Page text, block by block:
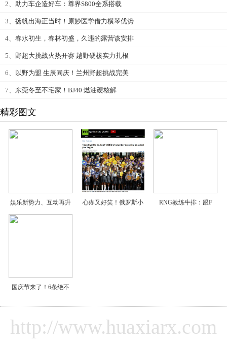
2、 助力车企造好车：尊界S800全系搭载
3、 扬帆出海正当时！原妙医学借力横琴优势
4、 春水初生，春林初盛，久违的露营该安排
5、 野超大挑战火热开赛 越野硬核实力扎根
6、 以野为盟 生辰同庆！兰州野超挑战完美
7、 东莞冬至不宅家！BJ40 燃油硬核解
精彩图文
娱乐新势力、互动再升 心疼又好笑！俄罗斯小 RNG教练牛排：跟F
国庆节来了！6条绝不
http://www.huaxiarx.com